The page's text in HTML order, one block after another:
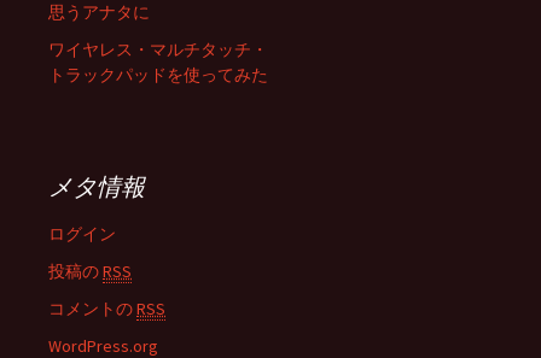
思うアナタに
ワイヤレス・マルチタッチ・
トラックパッドを使ってみた
メタ情報
ログイン
投稿のRSS
コメントのRSS
WordPress.org